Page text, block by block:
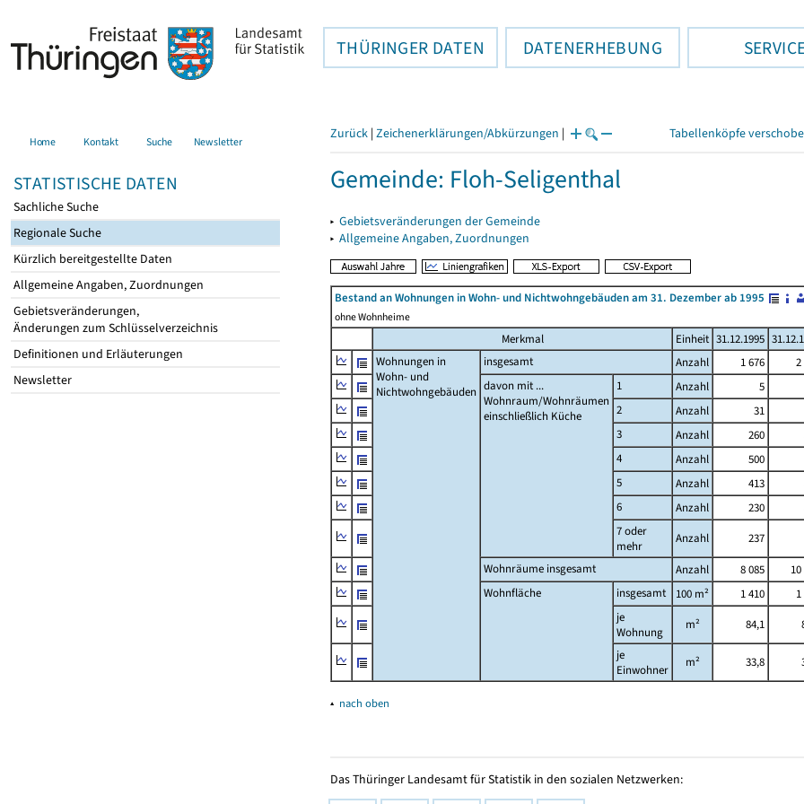
THÜRINGER DATEN DATENERHEBUNG
Home Kontakt Suche Newsletter
STATISTISCHE DATEN
Sachliche Suche
Regionale Suche
Kürzlich bereitgestellte Daten
Allgemeine Angaben, Zuordnungen
Gebietsveränderungen,
Änderungen zum Schlüsselverzeichnis
Definitionen und Erläuterungen
Newsletter
Zurück | Zeichenerklärungen/Abkürzungen | Tabellenköpfe
Gemeinde: Floh-Seligenthal
▸ Gebietsveränderungen der Gemeinde
▸ Allgemeine Angaben, Zuordnungen
Bestand an Wohnungen in Wohn- und Nichtwohngebäuden am 31. Dezember ab 1995
ohne Wohnheime
Merkmal Einheit 31.12.1995
Wohnungen in
Wohn- und
Nichtwohngebäuden
insgesamt Anzahl 1 676 2
davon mit ...
Wohnraum/Wohnräumen
einschließlich Küche
1 Anzahl 5
2
Anzahl 31
3
Anzahl 260
4
Anzahl 500
5
Anzahl 413
6
Anzahl 230
7 oder
mehr
Anzahl 237
Wohnräume insgesamt
Anzahl 8 085
Wohnfläche
insgesamt 100 m² 1 410
je
Wohnung
m² 84,1
je
Einwohner
m² 33,8
▴ nach oben
Das Thüringer Landesamt für Statistik in den sozialen Netzwerken: